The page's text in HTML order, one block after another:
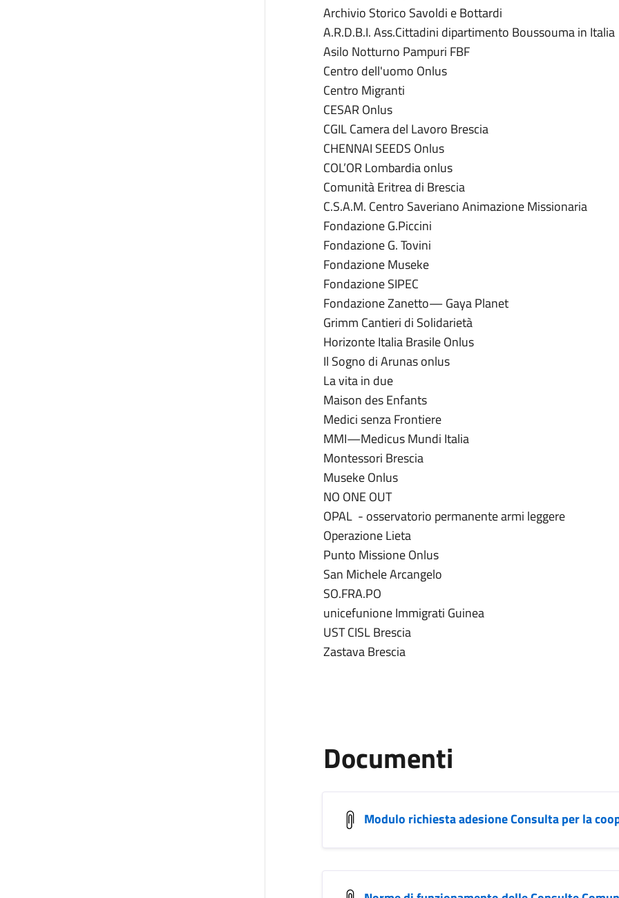
Archivio Storico Savoldi e Bottardi
A.R.D.B.I. Ass.Cittadini dipartimento Boussouma in Italia
Asilo Notturno Pampuri FBF
Centro dell'uomo Onlus
Centro Migranti
CESAR Onlus
CGIL Camera del Lavoro Brescia
CHENNAI SEEDS Onlus
COL’OR Lombardia onlus
Comunità Eritrea di Brescia
C.S.A.M. Centro Saveriano Animazione Missionaria
Fondazione G.Piccini
Fondazione G. Tovini
Fondazione Museke
Fondazione SIPEC
Fondazione Zanetto— Gaya Planet
Grimm Cantieri di Solidarietà
Horizonte Italia Brasile Onlus
Il Sogno di Arunas onlus
La vita in due
Maison des Enfants
Medici senza Frontiere
MMI—Medicus Mundi Italia
Montessori Brescia
Museke Onlus
NO ONE OUT
OPAL - osservatorio permanente armi leggere
Operazione Lieta
Punto Missione Onlus
San Michele Arcangelo
SO.FRA.PO
unicefunione Immigrati Guinea
UST CISL Brescia
Zastava Brescia
Documenti
Modulo richiesta adesione Consulta per la